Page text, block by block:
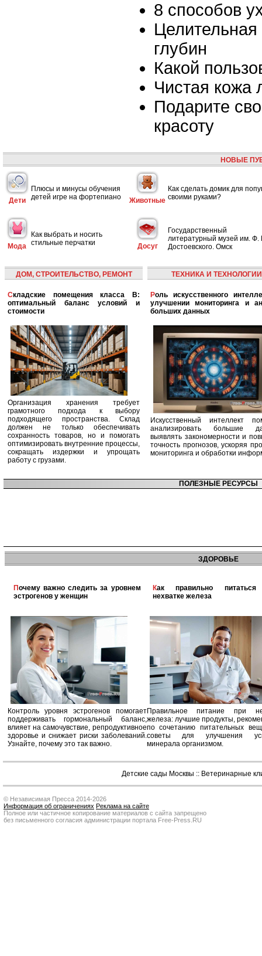
8 способов
глубин
Какой
Чистая кожа
Подарите
красоту
НОВЫЕ
Дети
Плюсы и минусы обучения
детей игре на фортепиано
Животные
Как сделать домик для
своими руками?
Мода
Как выбрать и носить
стильные перчатки
Досуг
Государственный
литературный музей им. Ф.
Достоевского. Омск
ДОМ, СТРОИТЕЛЬСТВО, РЕМОНТ
Складские помещения класса B:
оптимальный баланс условий и
стоимости
Организация хранения требует
грамотного подхода к выбору
подходящего пространства. Склад
должен не только обеспечивать
сохранность товаров, но и помогать
оптимизировать внутренние процессы,
сокращать издержки и упрощать
работу с грузами.
ТЕХНИКА И ТЕХНОЛОГИИ
Роль искусственного интеллекта в
улучшении мониторинга и
больших данных
Искусственный интеллект
анализировать большие
выявлять закономерности и
точность прогнозов, ускоряя
мониторинга и обработки
ПОЛЕЗНЫЕ РЕСУРСЫ
ЗДОРОВЬЕ
Почему важно следить за уровнем
эстрогенов у женщин
Контроль уровня эстрогенов помогает
поддерживать гормональный баланс,
влияет на самочувствие, репродуктивное
здоровье и снижает риски заболеваний.
Узнайте, почему это так важно.
Как правильно питаться при
нехватке железа
Правильное питание при
железа: лучшие продукты,
по сочетанию питательных
советы для улучшения
минерала организмом.
Детские сады Москвы :: Ветеринарные
© Независимая Пресса 2014-2026
Информация об ограничениях Реклама на сайте
Полное или частичное копирование материалов с сайта запрещено
без письменного согласия администрации портала Free-Press.RU